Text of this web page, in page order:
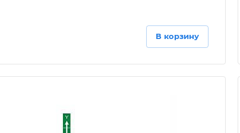
В корзину